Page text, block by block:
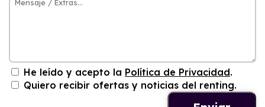
He leído y acepto la Política de Privacidad.
Quiero recibir ofertas y noticias del renting.